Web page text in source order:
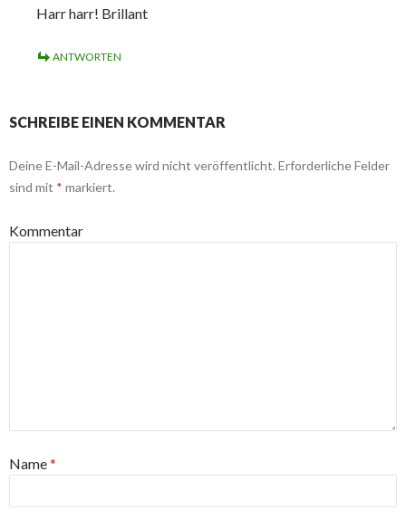
Harr harr! Brillant
ANTWORTEN
SCHREIBE EINEN KOMMENTAR
Deine E-Mail-Adresse wird nicht veröffentlicht. Erforderliche Felder
sind mit * markiert.
Kommentar
Name*